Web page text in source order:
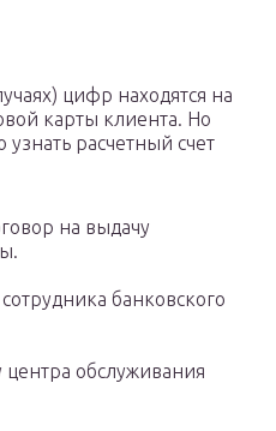
цифр находятся на
карты клиента. Но
узнать расчетный счет
на выдачу
банковского
обслуживания